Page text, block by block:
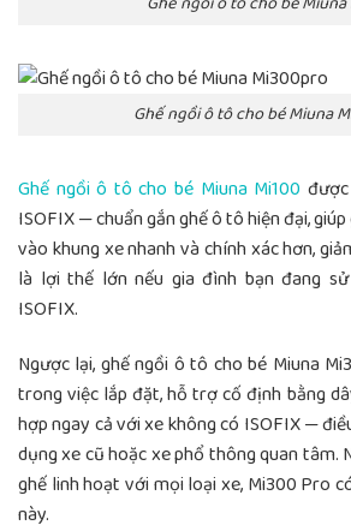
Ghế ngồi ô tô cho bé Miuna
Ghế ngồi ô tô cho bé Miuna Mi100
ISOFIX — chuẩn gắn ghế ô tô hiện đại,
vào khung xe nhanh và chính xác hơn,
là lợi thế lớn nếu gia đình bạn đang
ISOFIX.
Ngược lại, ghế ngồi ô tô cho bé Miuna
trong việc lắp đặt, hỗ trợ cố định bằng
hợp ngay cả với xe không có ISOFIX —
dụng xe cũ hoặc xe phổ thông quan tâm.
ghế linh hoạt với mọi loại xe, Mi300 Pro
này.